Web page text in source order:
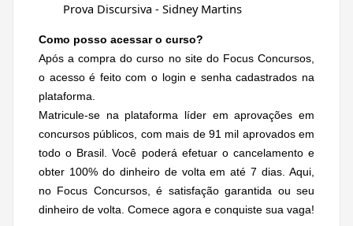
Prova Discursiva - Sidney Martins
Como posso acessar o curso?
Após a compra do curso no site do Focus Concursos,
o acesso é feito com o login e senha cadastrados na
plataforma.
Matricule-se na plataforma líder em aprovações em
concursos públicos, com mais de 91 mil aprovados em
todo o Brasil. Você poderá efetuar o cancelamento e
obter 100% do dinheiro de volta em até 7 dias. Aqui,
no Focus Concursos, é satisfação garantida ou seu
dinheiro de volta. Comece agora e conquiste sua vaga!